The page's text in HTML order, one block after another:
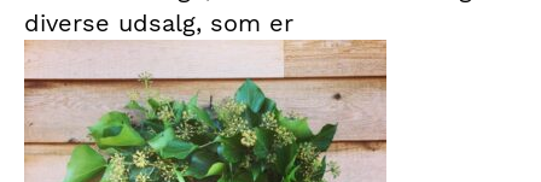
diverse udsalg, som er